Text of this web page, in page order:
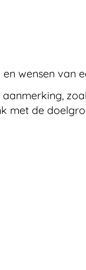
wensen van
met de